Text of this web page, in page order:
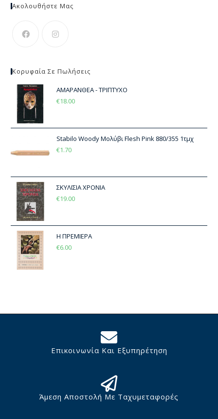
Ακολουθήστε Μας
Κορυφαία Σε Πωλήσεις
ΑΜΑΡΑΝΘΕΑ - ΤΡΙΠΤΥΧΟ
€18.00
Stabilo Woody Μολύβι Flesh Pink 880/355 1τμχ
€1.70
ΣΚΥΛΙΣΙΑ ΧΡΟΝΙΑ
€19.00
Η ΠΡΕΜΙΕΡΑ
€6.00
Επικοινωνία Και Εξυπηρέτηση
Άμεση Αποστολή Με Ταχυμεταφορές